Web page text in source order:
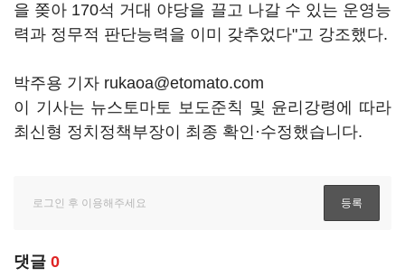
을 쫒아 170석 거대 야당을 끌고 나갈 수 있는 운영능
력과 정무적 판단능력을 이미 갖추었다"고 강조했다.
박주용 기자 rukaoa@etomato.com
이 기사는 뉴스토마토 보도준칙 및 윤리강령에 따라
최신형 정치정책부장이 최종 확인·수정했습니다.
댓글 0